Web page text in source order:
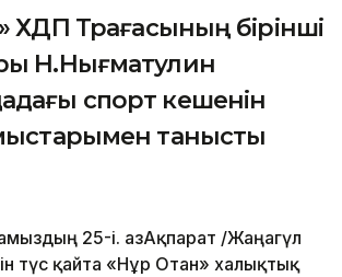
ХДП Төрағасының бірінші
Н.Нығматулин
спорт кешенін
танысты
25-і. ҚазАқпарат /Жаңагүл
түс қайта «Нұр Отан» халықтық